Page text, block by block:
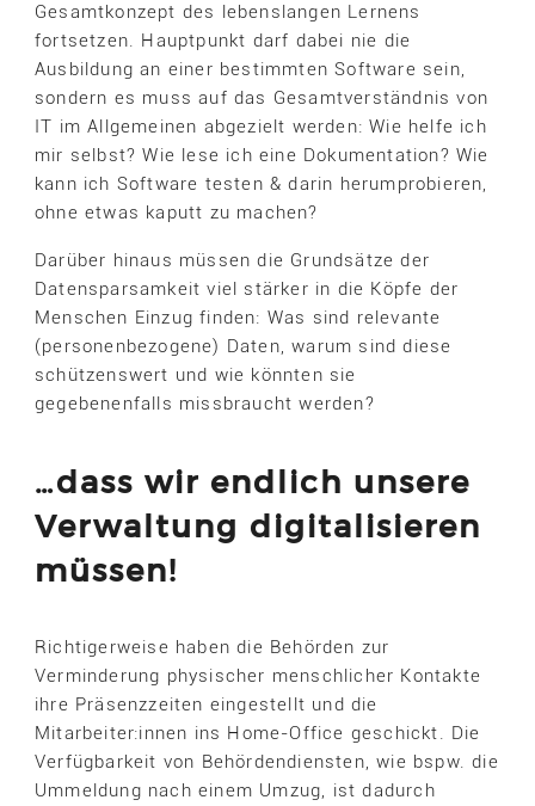
Gesamtkonzept des lebenslangen Lernens
fortsetzen. Hauptpunkt darf dabei nie die
Ausbildung an einer bestimmten Software sein,
sondern es muss auf das Gesamtverständnis von
IT im Allgemeinen abgezielt werden: Wie helfe ich
mir selbst? Wie lese ich eine Dokumentation? Wie
kann ich Software testen & darin herumprobieren,
ohne etwas kaputt zu machen?
Darüber hinaus müssen die Grundsätze der
Datensparsamkeit viel stärker in die Köpfe der
Menschen Einzug finden: Was sind relevante
(personenbezogene) Daten, warum sind diese
schützenswert und wie könnten sie
gegebenenfalls missbraucht werden?
…dass wir endlich unsere
Verwaltung digitalisieren
müssen!
Richtigerweise haben die Behörden zur
Verminderung physischer menschlicher Kontakte
ihre Präsenzzeiten eingestellt und die
Mitarbeiter:innen ins Home-Office geschickt. Die
Verfügbarkeit von Behördendiensten, wie bspw. die
Ummeldung nach einem Umzug, ist dadurch